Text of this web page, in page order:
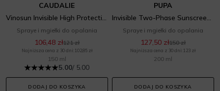
CAUDALIE
Vinosun Invisible High Protection Spray SPF 50
Spraye i mgiełki do opalania
106,48 zł121 zł
Najniższa cena z 30 dni: 102,85 zł
150 ml
5.00/ 5.00
DODAJ DO KOSZYKA
PUPA
Invisible Two-Phase Sunscreen SPF 50
Spraye i mgiełki do opalania
127,50 zł150 zł
Najniższa cena z 30 dni: 123 zł
200 ml
DODAJ DO KOSZYKA